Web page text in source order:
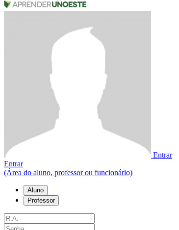
Entrar
Entrar
(Área do aluno, professor ou funcionário)
Aluno
Professor